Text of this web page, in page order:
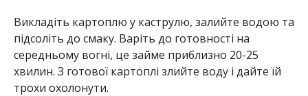
Викладіть картоплю у каструлю, залийте водою та
підсоліть до смаку. Варіть до готовності на
середньому вогні, це займе приблизно 20-25
хвилин. З готової картоплі злийте воду і дайте їй
трохи охолонути.